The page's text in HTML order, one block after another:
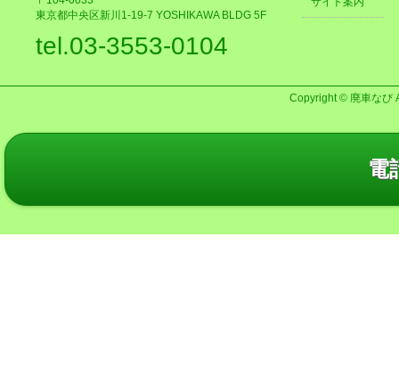
東京都中央区新川1-19-7 YOSHIKAWA BLDG 5F
tel.03-3553-0104
Copyright © 廃車なび
電